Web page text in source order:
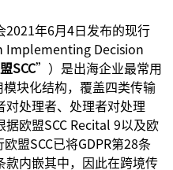
2021年6月4日发布的现行
Implementing Decision
SCC”）是出海企业最常用
模块化结构，覆盖四类传输
对处理者、处理者对处理
欧盟SCC Recital 9以及欧
盟SCC已将GDPR第28条
款内嵌其中，因此在跨境传